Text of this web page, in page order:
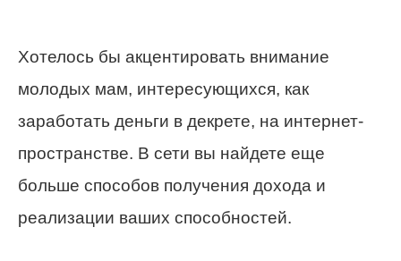
Хотелось бы акцентировать внимание
молодых мам, интересующихся, как
заработать деньги в декрете, на интернет-
пространстве. В сети вы найдете еще
больше способов получения дохода и
реализации ваших способностей.